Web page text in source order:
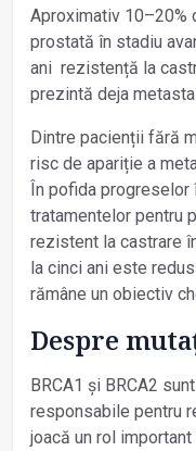
Aproximativ 10–20%
prostată în stadiu
ani rezistență la
prezintă deja
Dintre pacienții fără
risc de apariție a
În pofida
tratamentelor pentru
rezistent la castrare
la cinci ani este
rămâne un obiectiv
Despre
BRCA1 și BRCA2
responsabile pentru
joacă un rol